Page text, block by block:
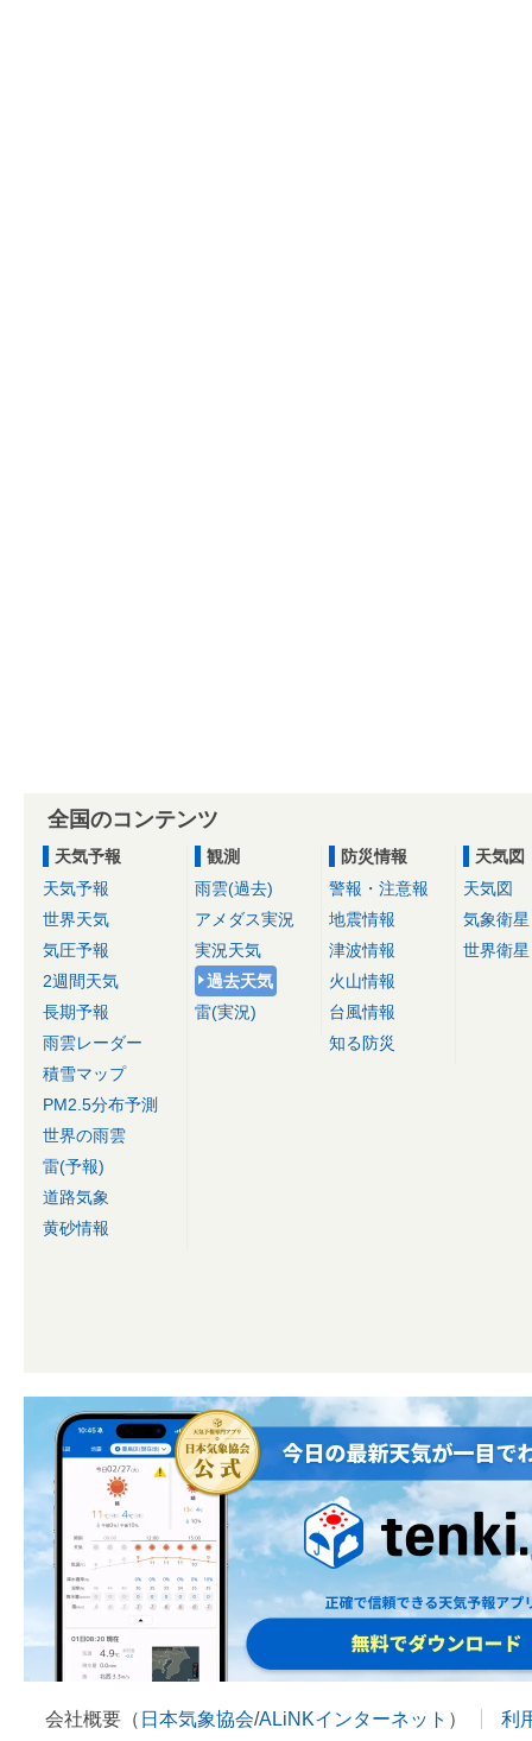
全国のコンテンツ
天気予報
天気予報
世界天気
気圧予報
2週間天気
長期予報
雨雲レーダー
積雪マップ
PM2.5分布予測
世界の雨雲
雷(予報)
道路気象
黄砂情報
観測
雨雲(過去)
アメダス実況
実況天気
過去天気
雷(実況)
防災情報
警報・注意報
地震情報
津波情報
火山情報
台風情報
知る防災
天気図
天気図
気象衛星
世界衛星
会社概要（ 日本気象協会/ALiNKインターネット ） 利